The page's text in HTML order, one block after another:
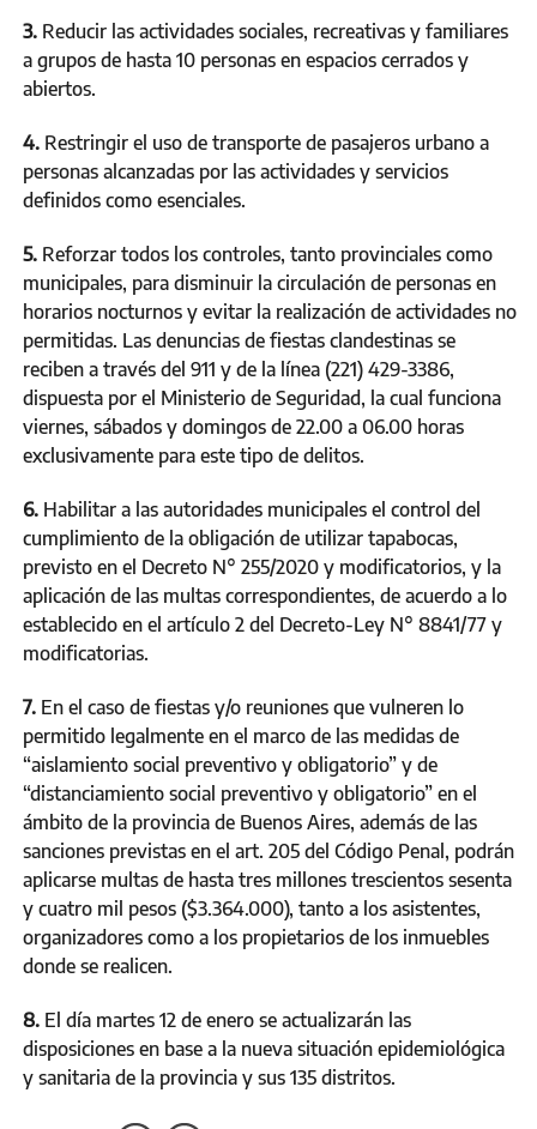
3. Reducir las actividades sociales, recreativas y familiares
a grupos de hasta 10 personas en espacios cerrados y
abiertos.
4. Restringir el uso de transporte de pasajeros urbano a
personas alcanzadas por las actividades y servicios
definidos como esenciales.
5. Reforzar todos los controles, tanto provinciales como
municipales, para disminuir la circulación de personas en
horarios nocturnos y evitar la realización de actividades no
permitidas. Las denuncias de fiestas clandestinas se
reciben a través del 911 y de la línea (221) 429-3386,
dispuesta por el Ministerio de Seguridad, la cual funciona
viernes, sábados y domingos de 22.00 a 06.00 horas
exclusivamente para este tipo de delitos.
6. Habilitar a las autoridades municipales el control del
cumplimiento de la obligación de utilizar tapabocas,
previsto en el Decreto N° 255/2020 y modificatorios, y la
aplicación de las multas correspondientes, de acuerdo a lo
establecido en el artículo 2 del Decreto-Ley N° 8841/77 y
modificatorias.
7. En el caso de fiestas y/o reuniones que vulneren lo
permitido legalmente en el marco de las medidas de
“aislamiento social preventivo y obligatorio” y de
“distanciamiento social preventivo y obligatorio” en el
ámbito de la provincia de Buenos Aires, además de las
sanciones previstas en el art. 205 del Código Penal, podrán
aplicarse multas de hasta tres millones trescientos sesenta
y cuatro mil pesos ($3.364.000), tanto a los asistentes,
organizadores como a los propietarios de los inmuebles
donde se realicen.
8. El día martes 12 de enero se actualizarán las
disposiciones en base a la nueva situación epidemiológica
y sanitaria de la provincia y sus 135 distritos.